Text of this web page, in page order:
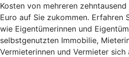
Kosten von mehreren
Euro auf Sie zukommen. Erfahren
wie Eigentümerinnen und
selbstgenutzten Immobilie,
Vermieterinnen und Vermieter sich